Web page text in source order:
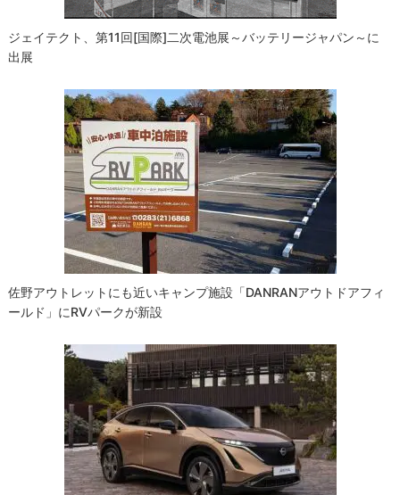
ジェイテクト、第11回[国際]二次電池展～バッテリージャパン～に
出展
佐野アウトレットにも近いキャンプ施設「DANRANアウトドアフィ
ールド」にRVパークが新設